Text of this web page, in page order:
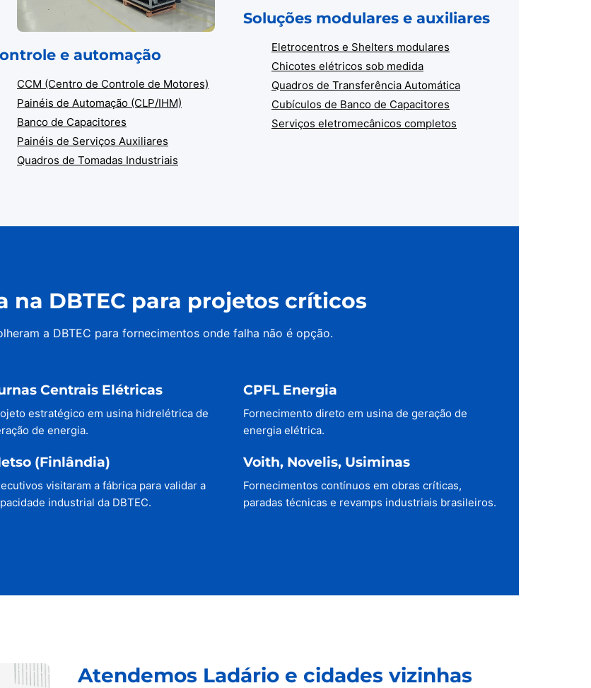
e automação
CCM (Centro de Controle de Motores)
Painéis de Automação (CLP/IHM)
Banco de Capacitores
Painéis de Serviços Auxiliares
Quadros de Tomadas Industriais
Soluções modulares e auxiliares
Eletrocentros e Shelters modulares
Chicotes elétricos sob medida
Quadros de Transferência Automática
Cubículos de Banco de Capacitores
Serviços eletromecânicos completos
na DBTEC para projetos críticos
a DBTEC para fornecimentos onde falha não é opção.
Centrais Elétricas
estratégico em usina hidrelétrica de
de energia.
CPFL Energia
Fornecimento direto em usina de geração de
energia elétrica.
(Finlândia)
visitaram a fábrica para validar a
industrial da DBTEC.
Voith, Novelis, Usiminas
Fornecimentos contínuos em obras críticas,
paradas técnicas e revamps industriais brasileiros.
Atendemos Ladário e cidades vizinhas